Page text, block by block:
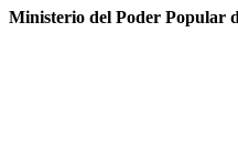
Ministerio del Poder Popular